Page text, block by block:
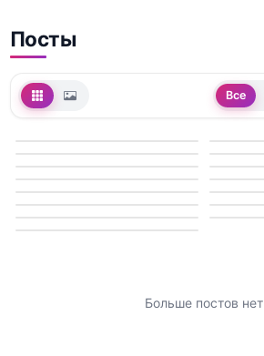
Посты
Все
Больше постов нет